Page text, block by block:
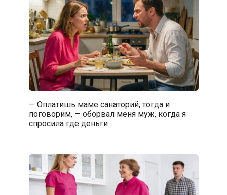
— Оплатишь маме санаторий, тогда и
поговорим, — оборвал меня муж, когда я
спросила где деньги